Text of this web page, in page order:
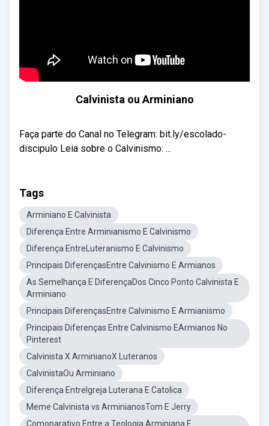
Calvinista ou Arminiano
Faça parte do Canal no Telegram: bit.ly/escolado-
discipulo Leia sobre o Calvinismo: ...
Tags
Arminiano E Calvinista
Diferença Entre Arminianismo E Calvinismo
Diferença EntreLuteranismo E Calvinismo
Principais DiferençasEntre Calvinismo E Armianos
As Semelhança E DiferençaDos Cinco Ponto Calvinista E
Arminiano
Principais DiferençasEntre Calvinismo E Armianismo
Principais Diferenças Entre Calvinismo EArmianos No
Pinterest
Calvinista X ArminianoX Luteranos
CalvinistaOu Arminiano
Diferença EntreIgreja Luterana E Catolica
Meme Calvinista vs ArminianosTom E Jerry
Comoparativo Entre a Teologia Arminiana E